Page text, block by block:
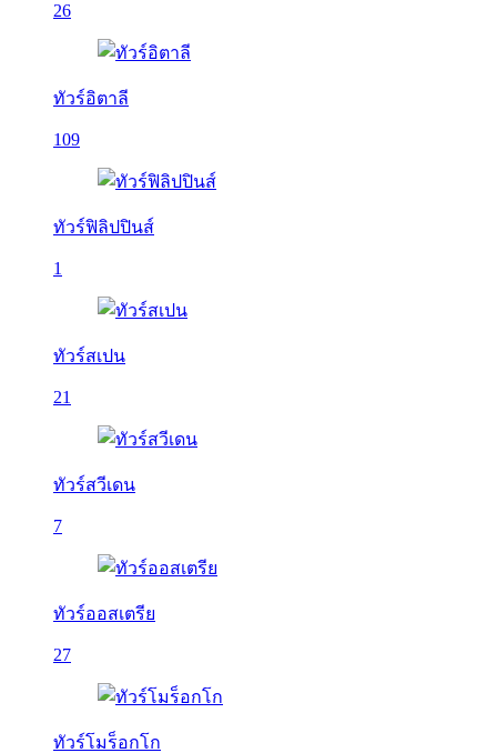
26
ทัวร์อิตาลี
109
ทัวร์ฟิลิปปินส์
1
ทัวร์สเปน
21
ทัวร์สวีเดน
7
ทัวร์ออสเตรีย
27
ทัวร์โมร็อกโก